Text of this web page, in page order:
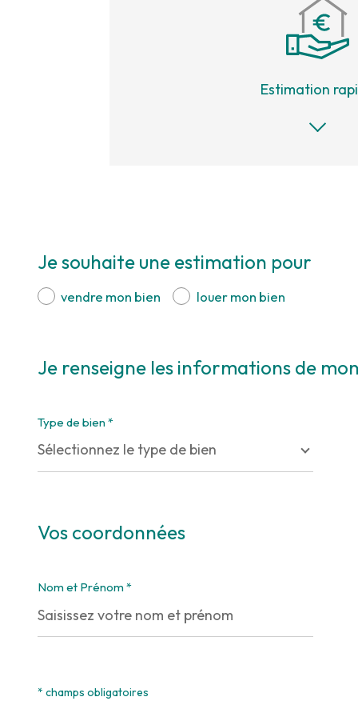
Estimation
* Champs obligatoires
Je souhaite une estimation pour
vendre mon bien louer mon bien
Je renseigne les informations de
Type de bien *
Sélectionnez le type de bien
Vos coordonnées
Nom et Prénom *
* champs obligatoires